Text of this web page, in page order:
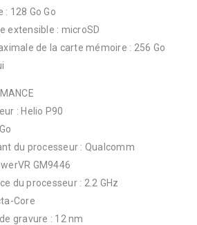
: 128 Go Go
extensible : microSD
de la carte mémoire : 256 Go
: Helio P90
du processeur : Qualcomm
GM9446
du processeur : 2.2 GHz
Core
gravure : 12 nm